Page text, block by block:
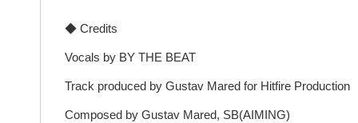
◆ Credits
Vocals by BY THE BEAT
Track produced by Gustav Mared for Hitfire Production
Composed by Gustav Mared, SB(AIMING)